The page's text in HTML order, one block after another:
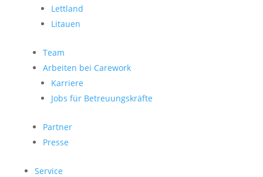
Lettland
Litauen
Team
Arbeiten bei Carework
Karriere
Jobs für Betreuungskräfte
Partner
Presse
Service